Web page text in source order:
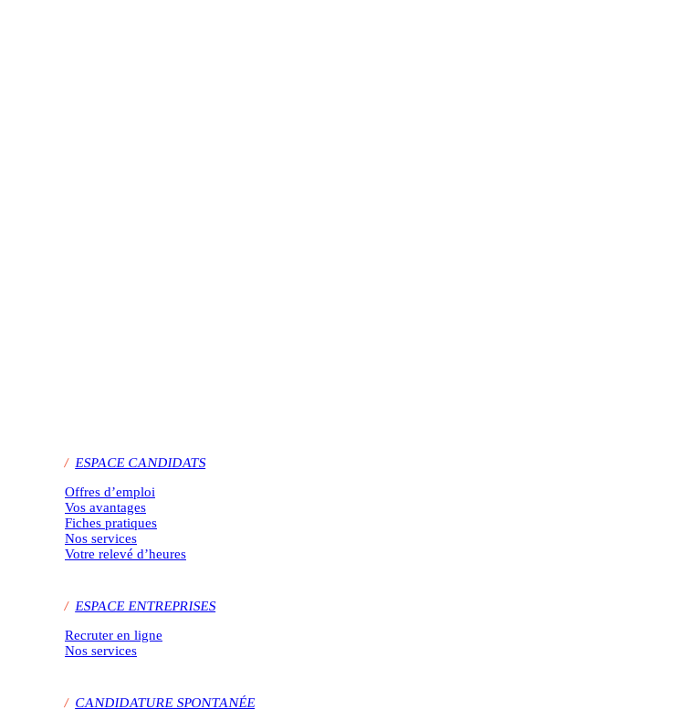
/ ESPACE CANDIDATS
Offres d’emploi
Vos avantages
Fiches pratiques
Nos services
Votre relevé d’heures
/ ESPACE ENTREPRISES
Recruter en ligne
Nos services
/ CANDIDATURE SPONTANÉE